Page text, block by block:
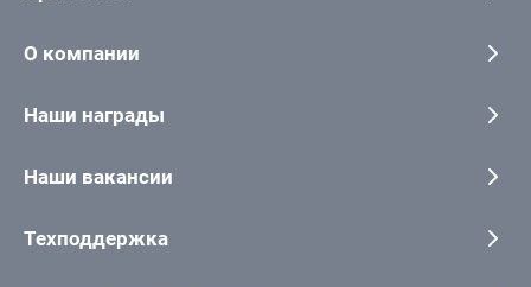
О компании
Наши награды
Наши вакансии
Техподдержка